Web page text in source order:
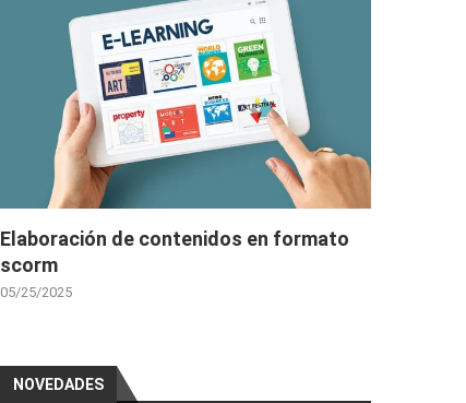
Elaboración de contenidos en formato
scorm
05/25/2025
NOVEDADES